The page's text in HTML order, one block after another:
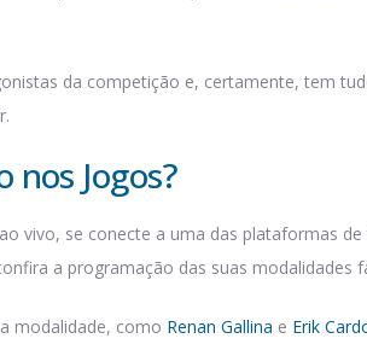
da competição e, certamente, tem
Jogos?
vivo, se conecte a uma das plataformas
a programação das suas modalidades
modalidade, como Renan Gallina e Erik